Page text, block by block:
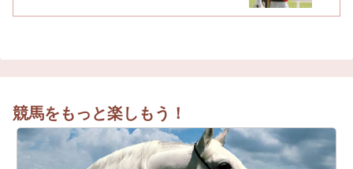
競馬をもっと楽しもう！